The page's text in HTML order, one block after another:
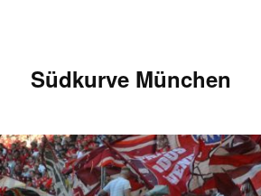
Südkurve München